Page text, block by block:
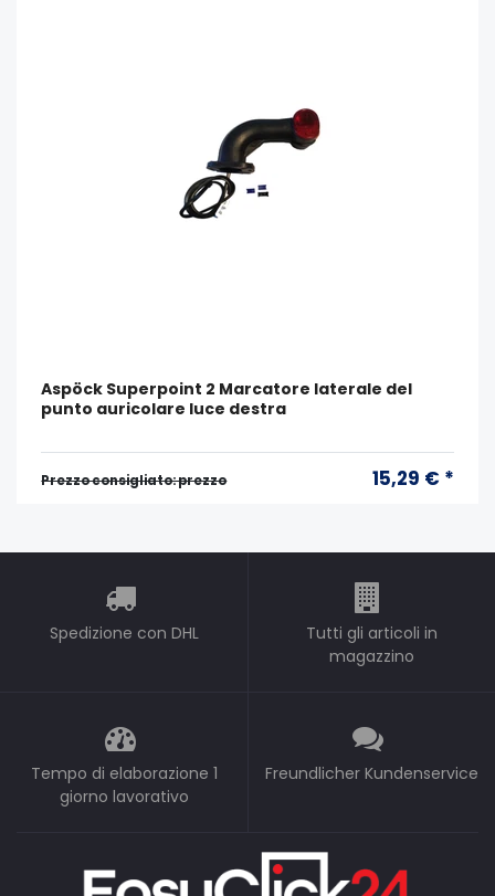
Aspöck Superpoint 2 Marcatore laterale del
punto auricolare luce destra
Prezzo consigliato: prezzo 15,29 € *
Spedizione con DHL
Tutti gli articoli in
magazzino
Tempo di elaborazione 1
giorno lavorativo
Freundlicher Kundenservice